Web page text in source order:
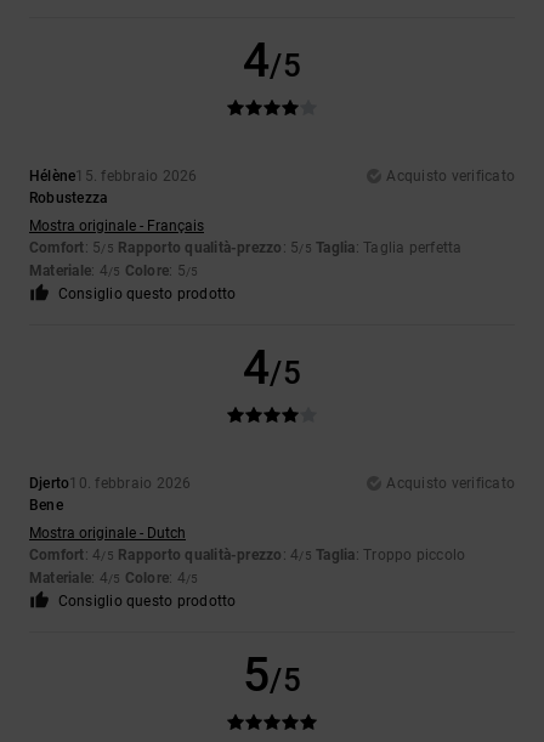
4/5
Hélène15. febbraio 2026
Acquisto verificato
Robustezza
Mostra originale - Français
Comfort: 5/5 Rapporto qualità-prezzo : 5/5 Taglia: Taglia perfetta
Materiale: 4/5 Colore: 5/5
Consiglio questo prodotto
4/5
Djerto10. febbraio 2026
Acquisto verificato
Bene
Mostra originale - Dutch
Comfort: 4/5 Rapporto qualità-prezzo : 4/5 Taglia: Troppo piccolo
Materiale: 4/5 Colore: 4/5
Consiglio questo prodotto
5/5